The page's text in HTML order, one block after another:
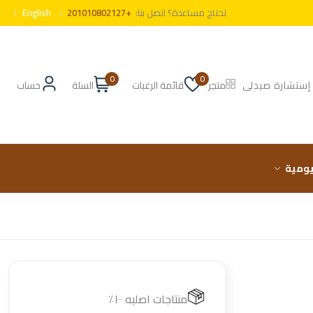
تحتاج مساعدة؟ اتصل بنا: +201010802127
English
إستشارة صيدلى متجر 0 قائمة الرغبات 0 السلة حساب
منتاجات اصليه ١٠٠٪؜